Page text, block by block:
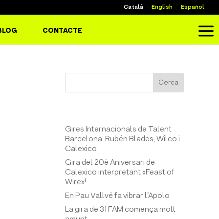
Català English Español
CONTACTE a
Cerca
Gires Internacionals de Talent
Barcelona: Rubén Blades, Wilco i
Calexico
Gira del 20è Aniversari de
Calexico interpretant «Feast of
Wire»!
En Pau Vallvé fa vibrar l’Apolo
La gira de 31 FAM comença molt